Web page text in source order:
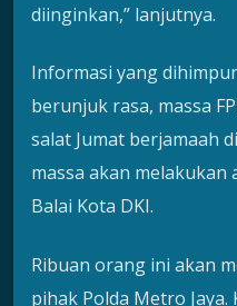
diinginkan,” lanjutnya.
Informasi yang
berunjuk rasa, massa
salat Jumat berjamaah
massa akan melakukan
Balai Kota DKI.
Ribuan orang ini akan
pihak Polda Metro